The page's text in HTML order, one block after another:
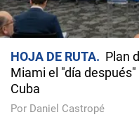
HOJA DE RUTA
Plan
Miami el "día
Cuba
Por Daniel Castropé